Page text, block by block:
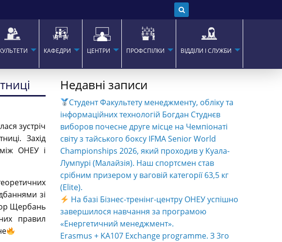
КАФЕДРИ ЦЕНТРИ ПРОФСПІЛКИ ВІДДІЛИ І СЛУЖБИ
зустріч
Захід
ОНЕУ і
зі
Щербань
правил
Недавні записи
Студент Факультету менеджменту, обліку та
інформаційних технологій Богдан Студнєв
виборов почесне друге місце на Чемпіонаті
світу з тайського боксу IFMA Senior World
Championships 2026, який проходив у Куала-
Лумпурі (Малайзія). Наш спортсмен став
срібним призером у ваговій категорії 63,5 кг
(Elite).
На базі Бізнес-тренінг-центру ОНЕУ успішно
завершилося навчання за програмою
«Енергетичний менеджмент».
Erasmus + KA107 Exchange programme. З 3го